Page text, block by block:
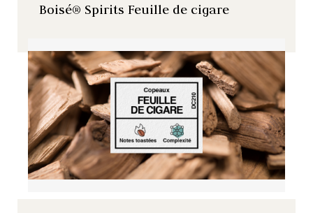
Boisé® Spirits Feuille de cigare